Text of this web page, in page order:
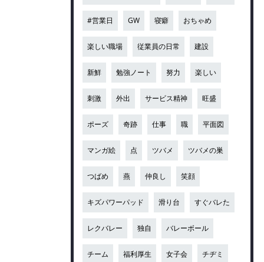
#営業日 GW 寝癖 おちゃめ
楽しい職場 従業員の日常 建設
新鮮 勉強ノート 努力 楽しい
刺激 外出 サービス精神 旺盛
ポーズ 奇跡 仕事 職 平面図
マンガ絵 点 ツバメ ツバメの巣
つばめ 燕 仲良し 笑顔
キズパワーパッド 滑り台 すぐバレた
レクバレー 独自 バレーボール
チーム 福利厚生 女子会 チヂミ